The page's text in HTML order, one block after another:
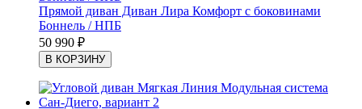
Прямой диван Диван Лира Комфорт с боковинами
Боннель / НПБ
50 990 ₽